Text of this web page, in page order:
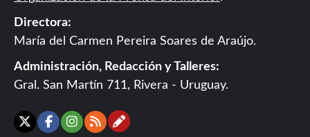
Directora:
María del Carmen Pereira Soares de Araújo.
Administración, Redacción y Talleres:
Gral. San Martín 711, Rivera - Uruguay.
X Facebook
Instagram
RSSContáctanos